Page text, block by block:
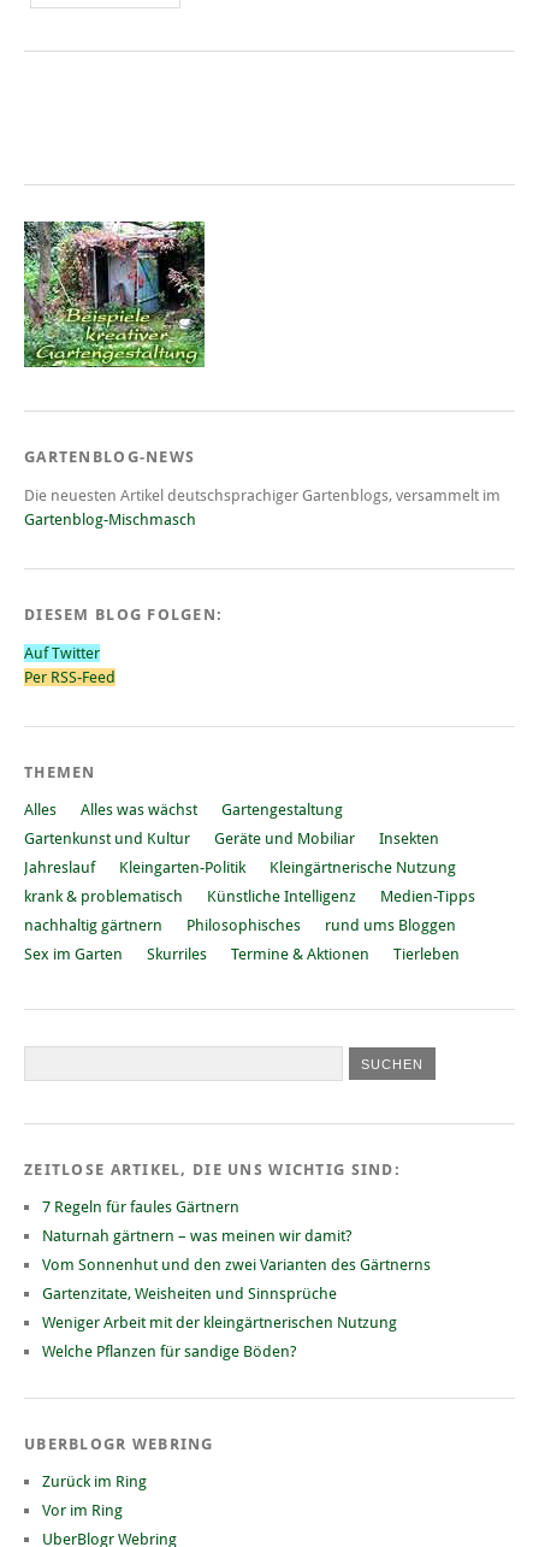
GARTENBLOG-NEWS
Die neuesten Artikel deutschsprachiger Gartenblogs, versammelt im
Gartenblog-Mischmasch
DIESEM BLOG FOLGEN:
Auf Twitter
Per RSS-Feed
THEMEN
Alles Alles was wächst
Gartengestaltung
Gartenkunst und Kultur
Geräte und Mobiliar
Insekten
Jahreslauf
Kleingarten-Politik
Kleingärtnerische Nutzung
krank & problematisch
Künstliche Intelligenz
Medien-Tipps
nachhaltig gärtnern
Philosophisches
rund ums Bloggen
Sex im Garten
Skurriles Termine & Aktionen Tierleben
ZEITLOSE ARTIKEL, DIE UNS WICHTIG SIND:
7 Regeln für faules Gärtnern
Naturnah gärtnern – was meinen wir damit?
Vom Sonnenhut und den zwei Varianten des Gärtnerns
Gartenzitate, Weisheiten und Sinnsprüche
Weniger Arbeit mit der kleingärtnerischen Nutzung
Welche Pflanzen für sandige Böden?
UBERBLOGR WEBRING
Zurück im Ring
Vor im Ring
UberBlogr Webring